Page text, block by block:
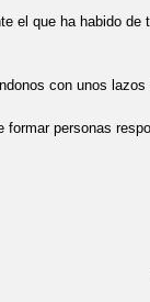
el que ha habido
con unos
personas